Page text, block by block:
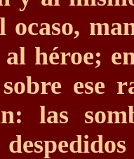
ocaso,
héroe;
ese
las